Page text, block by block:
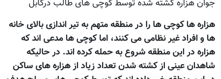
جوان هزاره کشته شده توسط کوچی های طالب درکابل
هزاره ها کوچی ها را در منطقه متهم به تیر اندازی بالای خانه
ها و افراد غیر نظامی می کنند، اما کوچی ها مدعی اند که
هزاره در این منطقه شروع به حمله کرده اند. در حالیکه
شاهدان عینی از کشته شدن تعداد زیاد از هزاره های ساکن